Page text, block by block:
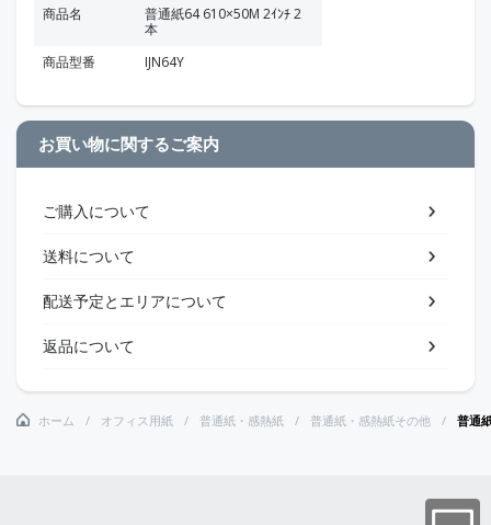
商品名
普通紙64 610×50M 2ｲﾝﾁ 2
本
商品型番
IJN64Y
お買い物に関するご案内
ご購入について
送料について
配送予定とエリアについて
返品について
ホーム オフィス用紙 普通紙・感熱紙 普通紙・感熱紙その他 普通